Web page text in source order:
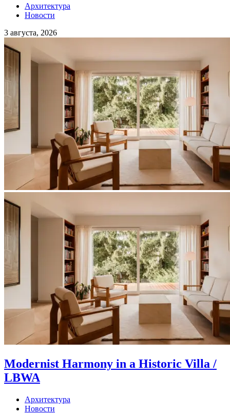
Архитектура
Новости
3 августа, 2026
Modernist Harmony in a Historic Villa /
LBWA
Архитектура
Новости